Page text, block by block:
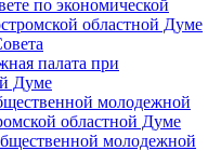
по экономической
областной Думе
палата при
Думе
молодежной
областной Думе
молодежной